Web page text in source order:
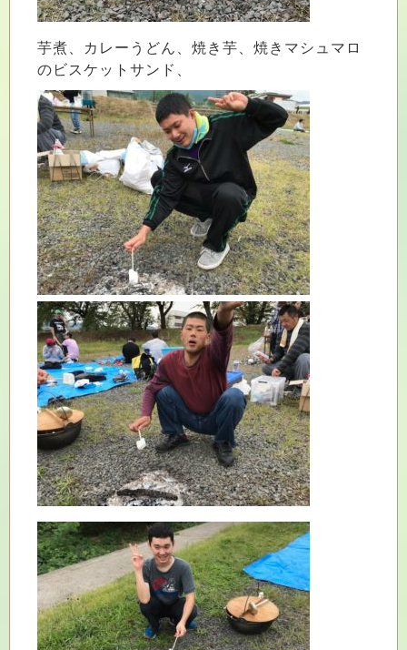
芋煮、カレーうどん、焼き芋、焼きマシュマロ
のビスケットサンド、